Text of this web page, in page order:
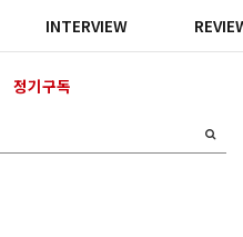
정기구독
INTERVIEW